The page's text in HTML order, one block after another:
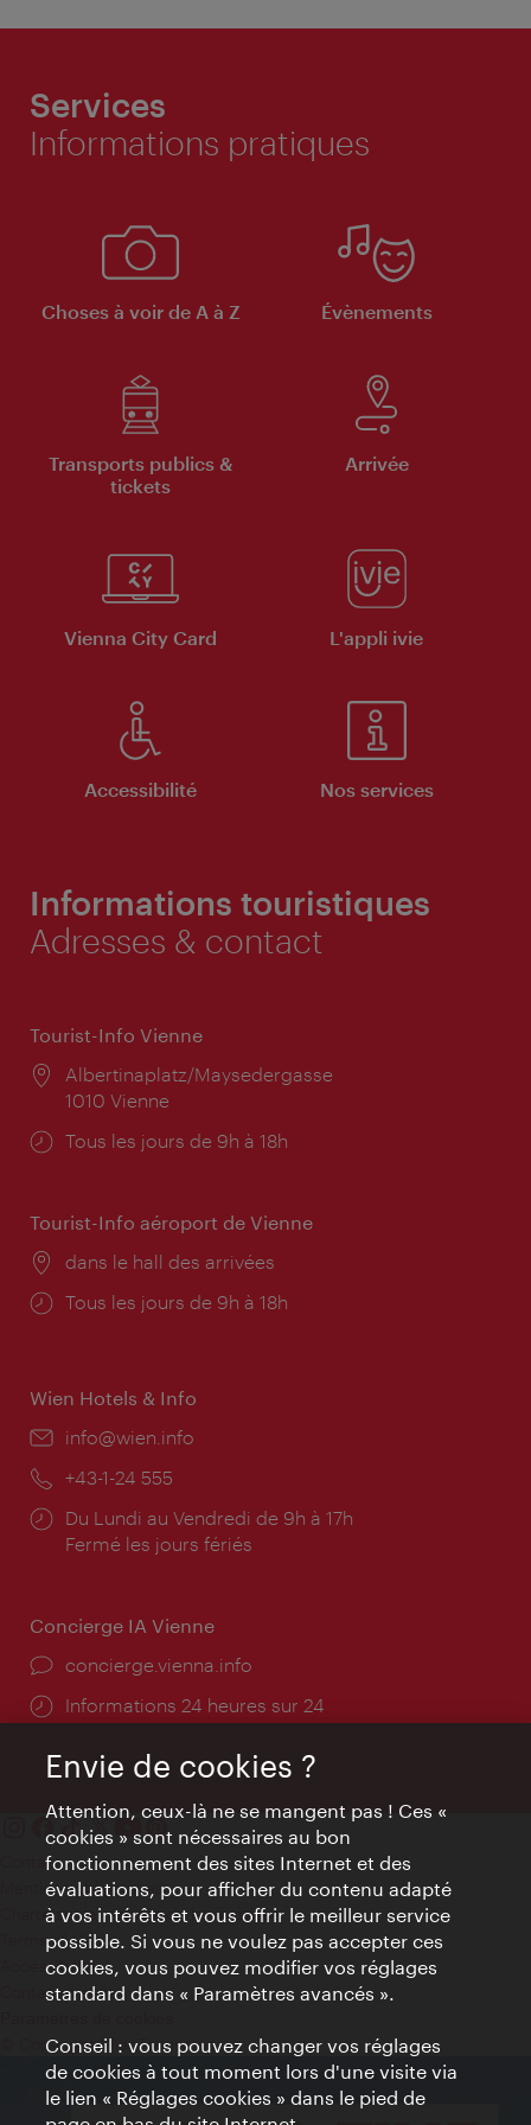
Services
Informations pratiques
Choses à voir de A à Z Évènements
Transports publics &
tickets
Arrivée
Vienna City Card L'appli ivie
Accessibilité Nos services
Informations touristiques
Adresses & contact
Tourist-Info Vienne
Lieu:
Albertinaplatz/Maysedergasse
1010 Vienne
Horaires
Tous les jours de 9h à 18h
Tourist-Info aéroport de Vienne
Lieu:
dans le hall des arrivées
Horaires
Tous les jours de 9h à 18h
Wien Hotels & Info
E-
info@wien.info
Téléphone:
+43-1-24 555
Horaires
d'ouverture:
Du Lundi au Vendredi de 9h à 17h
Fermé les jours fériés
Concierge IA Vienne
Ort:
concierge.vienna.info
Öffnungszeiten:
Informations 24 heures sur 24
Contact
Mentions obligatoires
Charte sur le respect de la vie privée
Terms of Use
Accessibilité
Contact presse
© Copyright WienTourismus
Envie de cookies ?
Attention, ceux-là ne se mangent pas ! Ces «
cookies » sont nécessaires au bon
fonctionnement des sites Internet et des
évaluations, pour afficher du contenu adapté
à vos intérêts et vous offrir le meilleur service
possible. Si vous ne voulez pas accepter ces
cookies, vous pouvez modifier vos réglages
standard dans « Paramètres avancés ».
Conseil : vous pouvez changer vos réglages
de cookies à tout moment lors d'une visite via
le lien « Réglages cookies » dans le pied de